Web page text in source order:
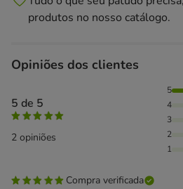
produtos no nosso catálogo.
Opiniões dos clientes
5 de 5
2 opiniões
100% das pessoas avaliaram 5
4
3
2
1
Compra verificada